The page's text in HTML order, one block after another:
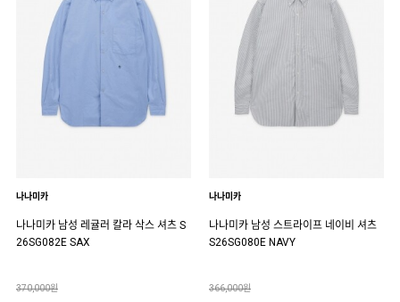
나나미카
나나미카 남성 레귤러 칼라 삭스 셔츠 S
26SG082E SAX
370,000원
나나미카
나나미카 남성 스트라이프 네이비 셔츠
S26SG080E NAVY
366,000원